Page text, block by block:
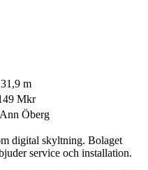
m
Mkr
Öberg
digital skyltning. Bolaget
service och installation.